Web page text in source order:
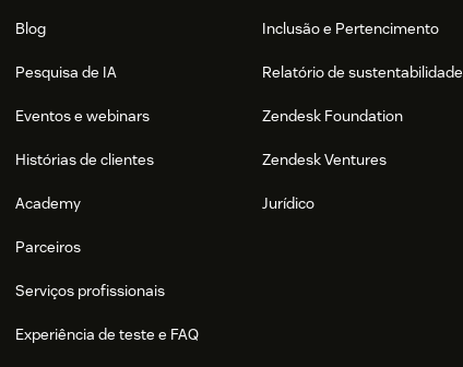
Blog
Pesquisa de IA
Eventos e webinars
Histórias de clientes
Academy
Parceiros
Serviços profissionais
Experiência de teste e FAQ
Inclusão e Pertencimento
Relatório de sustentabilidade
Zendesk Foundation
Zendesk Ventures
Jurídico